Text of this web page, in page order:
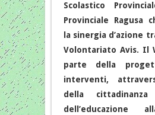
Scolastico
Provinciale Ragusa
la sinergia d’azione
Volontariato Avis. Il
parte della
interventi,
della
dell’educazione